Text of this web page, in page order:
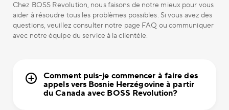
Chez BOSS Revolution, nous faisons de notre mieux pour vous
aider à résoudre tous les problèmes possibles. Si vous avez des
questions, veuillez consulter notre page FAQ ou communiquer
avec notre équipe du service à la clientèle.
Comment puis-je commencer à faire des
appels vers Bosnie Herzégovine à partir
du Canada avec BOSS Revolution?